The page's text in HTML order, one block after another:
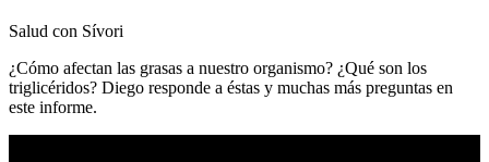
Salud con Sívori
¿Cómo afectan las grasas a nuestro organismo? ¿Qué son los
triglicéridos? Diego responde a éstas y muchas más preguntas en
este informe.